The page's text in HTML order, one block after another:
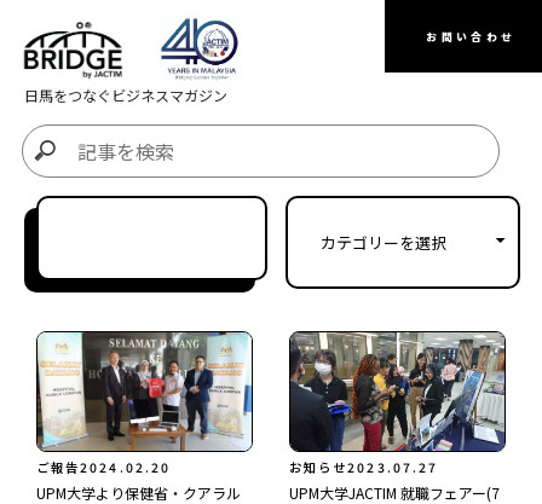
お問い合わせ
日馬をつなぐビジネスマガジン
ご報告2024.02.20
UPM大学より保健省・クアラル
お知らせ2023.07.27
UPM大学JACTIM 就職フェアー(7